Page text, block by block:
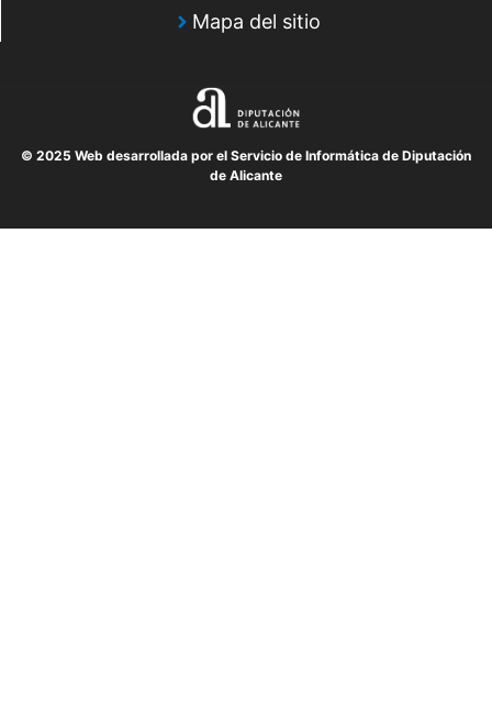
Mapa del sitio
© 2025 Web desarrollada por el Servicio de Informática de Diputación
de Alicante